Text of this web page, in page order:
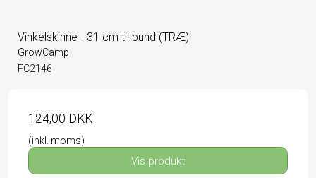
Vinkelskinne - 31 cm til bund (TRÆ)
GrowCamp
FC2146
124,00 DKK
(inkl. moms)
Vis produkt